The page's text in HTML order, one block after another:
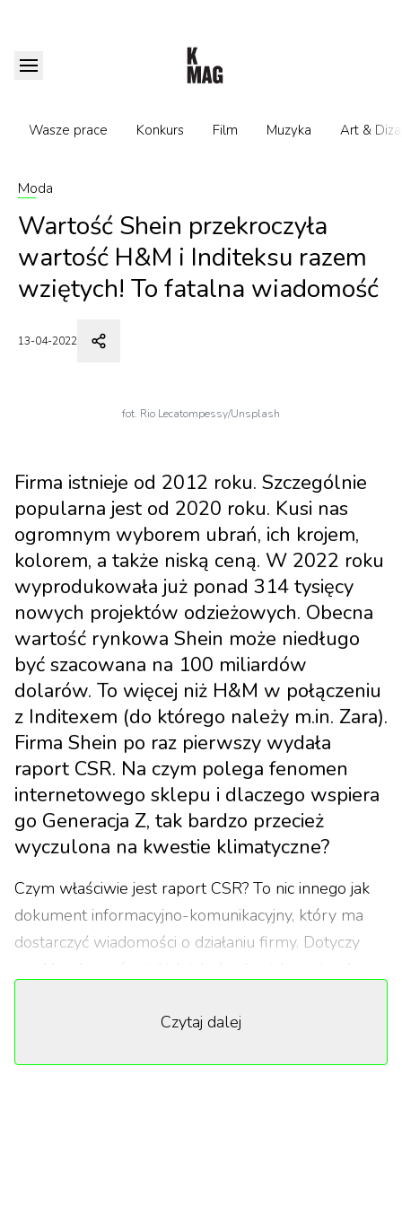
Wasze prace Konkurs Film Muzyka Art &
Moda
Wartość Shein przekroczyła
wartość H&M i Inditeksu razem
wziętych! To fatalna wiadomość
13-04-2022
fot. Rio Lecatompessy/Unsplash
Firma istnieje od 2012 roku. Szczególnie
popularna jest od 2020 roku. Kusi nas
ogromnym wyborem ubrań, ich krojem,
kolorem, a także niską ceną. W 2022 roku
wyprodukowała już ponad 314 tysięcy
nowych projektów odzieżowych. Obecna
wartość rynkowa Shein może niedługo
być szacowana na 100 miliardów
dolarów. To więcej niż H&M w połączeniu
z Inditexem (do którego należy m.in. Zara).
Firma Shein po raz pierwszy wydała
raport CSR. Na czym polega fenomen
internetowego sklepu i dlaczego wspiera
go Generacja Z, tak bardzo przecież
wyczulona na kwestie klimatyczne?
Czym właściwie jest raport CSR? To nic innego jak
dokument informacyjno-komunikacyjny, który ma
dostarczyć wiadomości o działaniu firmy. Dotyczy
zwykle obszarów takich jak: środowisko naturalne,
przedsiębiorstwem. W transparentny sposób ma
Czytaj dalej